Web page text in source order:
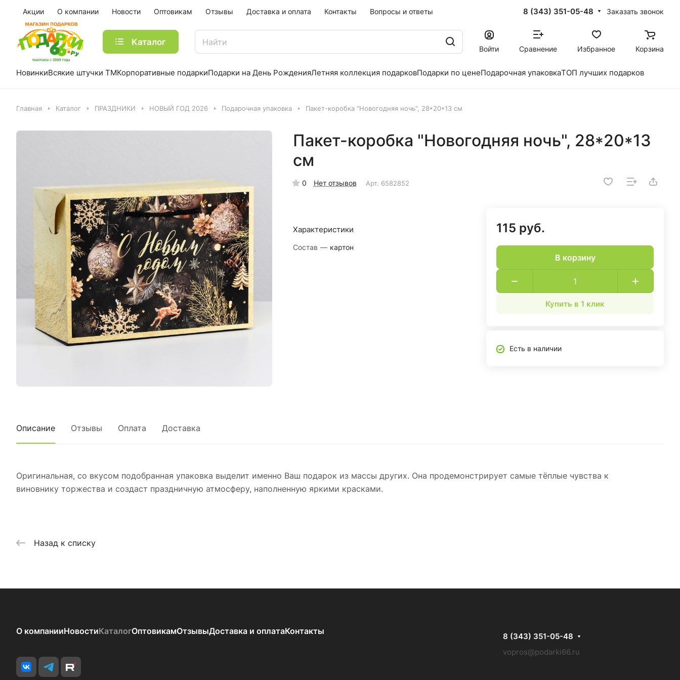
Акции О компании Новости Оптовикам Отзывы Доставка и оплата Контакты Вопросы и ответы 8 (343) 351-05-48 Заказать звонок
Каталог
Войти Сравнение Избранное Корзина
НовинкиВсякие штучки ТМКорпоративные подаркиПодарки на День РожденияЛетняя коллекция подарковПодарки по ценеПодарочная упаковкаТОП лучших подарков
Главная Каталог ПРАЗДНИКИ НОВЫЙ ГОД 2026 Подарочная упаковка Пакет-коробка "Новогодняя ночь", 28*20*13 см
Пакет-коробка "Новогодняя ночь", 28*20*13
см
0 Нет отзывов Арт. 6582852
Характеристики
Состав — картон
115 руб.
В корзину
Купить в 1 клик
Есть в наличии
Описание Отзывы Оплата Доставка
Оригинальная, со вкусом подобранная упаковка выделит именно Ваш подарок из массы других. Она продемонстрирует самые тёплые чувства к
виновнику торжества и создаст праздничную атмосферу, наполненную яркими красками.
Назад к списку
О компанииНовостиКаталогОптовикамОтзывыДоставка и оплатаКонтакты
8 (343) 351-05-48
vopros@podarki66.ru